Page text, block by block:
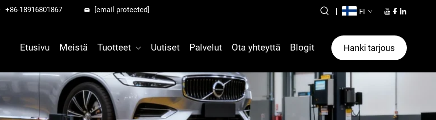
+86-18916801867 [email protected] | FI
Etusivu Meistä Tuotteet Uutiset Palvelut Ota yhteyttä Blogit Hanki tarjous